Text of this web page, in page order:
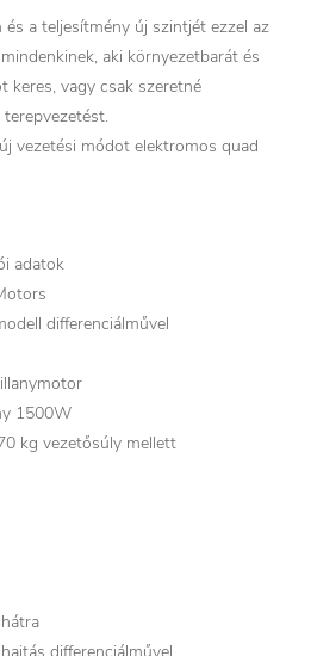
és a teljesítmény új szintjét ezzel az
aki környezetbarát és
keres, vagy csak szeretné
vezetési módot elektromos quad
adatok
differenciálművel
1500W
kg vezetősúly mellett